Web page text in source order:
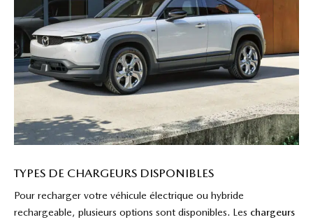
TYPES DE CHARGEURS DISPONIBLES
Pour recharger votre véhicule électrique ou hybride
rechargeable, plusieurs options sont disponibles. Les chargeurs